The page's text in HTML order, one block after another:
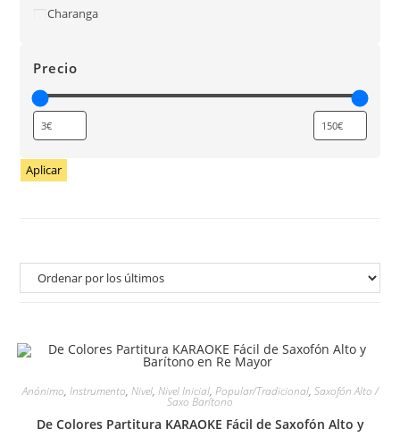
Charanga
Precio
Aplicar
Anónimo, Instrumento, Nivel, Nivel Inicial, Popular/Tradicional, Saxofón Alto /
Saxo Barítono
De Colores Partitura KARAOKE Fácil de Saxofón Alto y